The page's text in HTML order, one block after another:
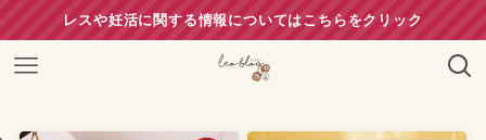
レスや妊活に関する情報についてはこちらをクリック